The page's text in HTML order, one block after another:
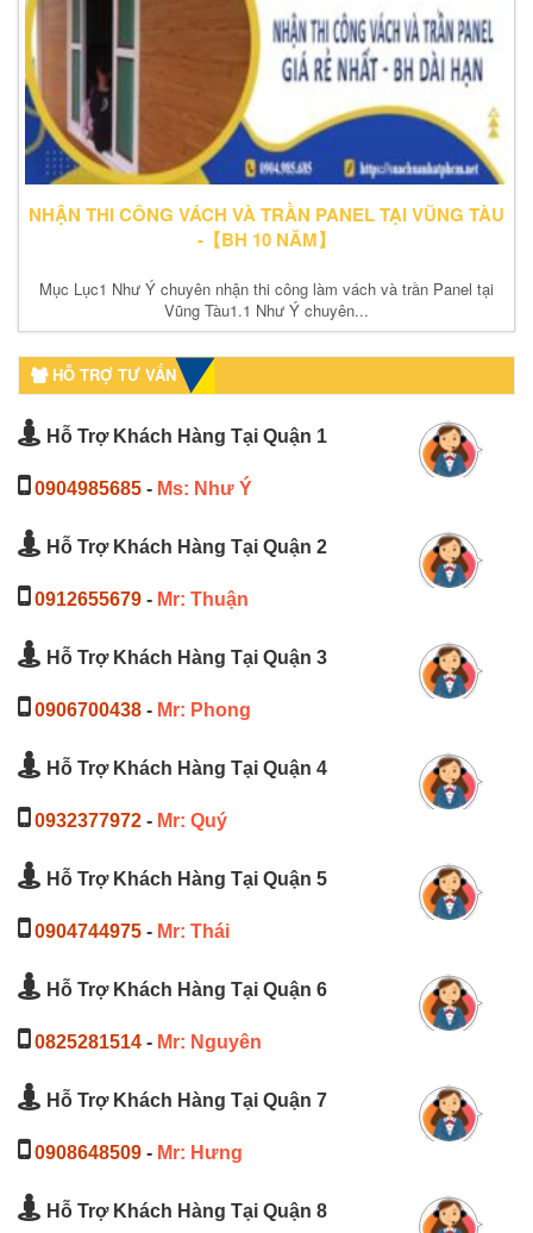
NHẬN THI CÔNG VÁCH VÀ TRẦN PANEL TẠI VŨNG TÀU
-【BH 10 NĂM】
Mục Lục1 Như Ý chuyên nhận thi công làm vách và trần Panel tại
Vũng Tàu1.1 Như Ý chuyên...
HỖ TRỢ TƯ VẤN
Hỗ Trợ Khách Hàng Tại Quận 1
0904985685 - Ms: Như Ý
Hỗ Trợ Khách Hàng Tại Quận 2
0912655679 - Mr: Thuận
Hỗ Trợ Khách Hàng Tại Quận 3
0906700438 - Mr: Phong
Hỗ Trợ Khách Hàng Tại Quận 4
0932377972 - Mr: Quý
Hỗ Trợ Khách Hàng Tại Quận 5
0904744975 - Mr: Thái
Hỗ Trợ Khách Hàng Tại Quận 6
0825281514 - Mr: Nguyên
Hỗ Trợ Khách Hàng Tại Quận 7
0908648509 - Mr: Hưng
Hỗ Trợ Khách Hàng Tại Quận 8